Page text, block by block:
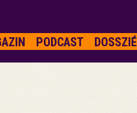
PODCAST DOSSZIÉ